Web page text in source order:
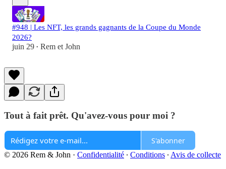
#948 | Les NFT, les grands gagnants de la Coupe du Monde
2026?
juin 29 • Rem et John
Tout à fait prêt. Qu'avez-vous pour moi ?
S'abonner
© 2026 Rem & John · Confidentialité ∙ Conditions ∙ Avis de collecte